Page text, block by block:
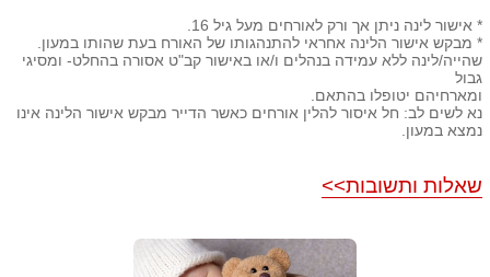
* אישור לינה ניתן אך ורק לאורחים מעל גיל 16.
* מבקש אישור הלינה אחראי להתנהגותו של האורח בעת שהותו במעון.
שהייה/לינה ללא עמידה בנהלים ו/או באישור קב"ט אסורה בהחלט- ומסיגי
גבול
ומארחיהם יטופלו בהתאם.
נא לשים לב: חל איסור להלין אורחים כאשר הדייר מבקש אישור הלינה אינו
נמצא במעון.
שאלות ותשובות>>